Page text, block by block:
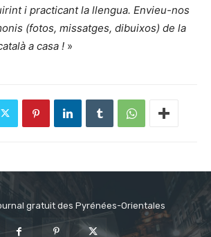
i practicant la llengua. Envieu-nos
(fotos, missatges, dibuixos) de la
a casa ! »
gratuit des Pyrénées-Orientales